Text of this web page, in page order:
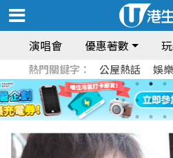
演唱會 優惠著數
熱門關鍵字： 公屋熱話 娛